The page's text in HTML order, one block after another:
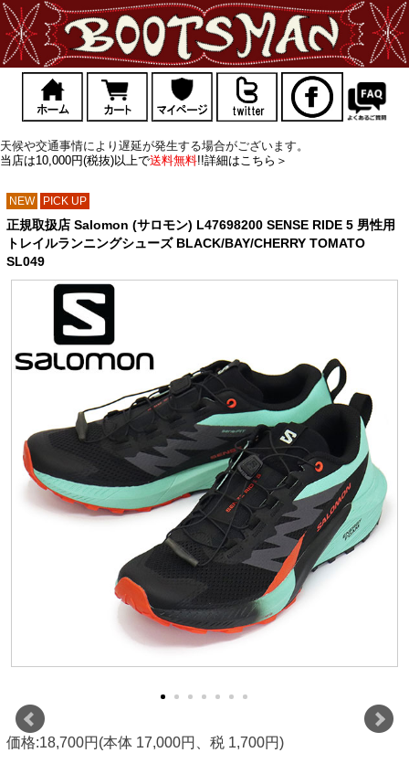
天候や交通事情により遅延が発生する場合がございます。
当店は10,000円(税抜)以上で送料無料!!詳細はこちら＞
NEW PICK UP
正規取扱店 Salomon (サロモン) L47698200 SENSE RIDE 5 男性用
トレイルランニングシューズ BLACK/BAY/CHERRY TOMATO
SL049
価格:18,700円(本体 17,000円、税 1,700円)